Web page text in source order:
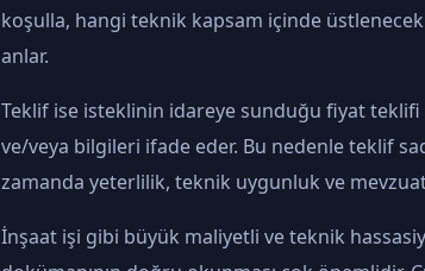
koşulla, hangi teknik kapsam içinde
anlar.
Teklif ise isteklinin idareye sunduğu fiyat
ve/veya bilgileri ifade eder. Bu nedenle teklif
zamanda yeterlilik, teknik uygunluk ve
İnşaat işi gibi büyük maliyetli ve teknik